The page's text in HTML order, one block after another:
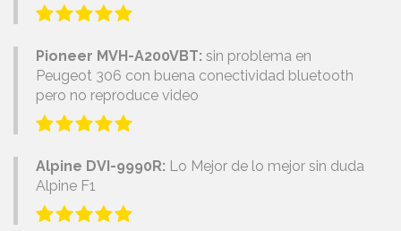
Pioneer MVH-A200VBT: sin problema en
Peugeot 306 con buena conectividad bluetooth
pero no reproduce video
Alpine DVI-9990R: Lo Mejor de lo mejor sin duda
Alpine F1